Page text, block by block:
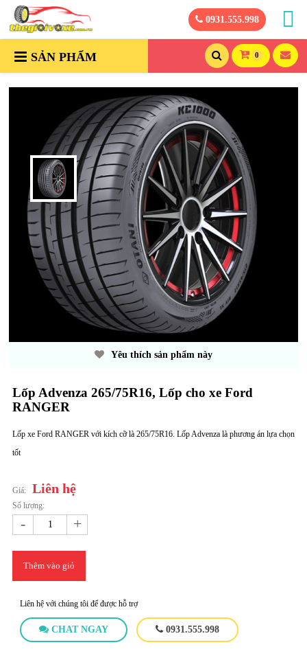
0931.555.998
SẢN PHẨM 0
Yêu thích sản phẩm này
Lốp Advenza 265/75R16, Lốp cho xe Ford
RANGER
Lốp xe Ford RANGER với kích cỡ là 265/75R16. Lốp Advenza là phương án lựa chọn
tốt
Giá: Liên hệ
Số lượng:
- +
Thêm vào giỏ
Liên hệ với chúng tôi để được hỗ trợ
CHAT NGAY 0931.555.998